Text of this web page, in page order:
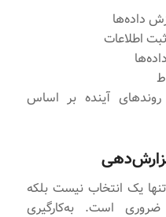
داده‌ها
اطلاعات
آینده بر اساس
یک انتخاب نیست بلکه
است. به‌کارگیری